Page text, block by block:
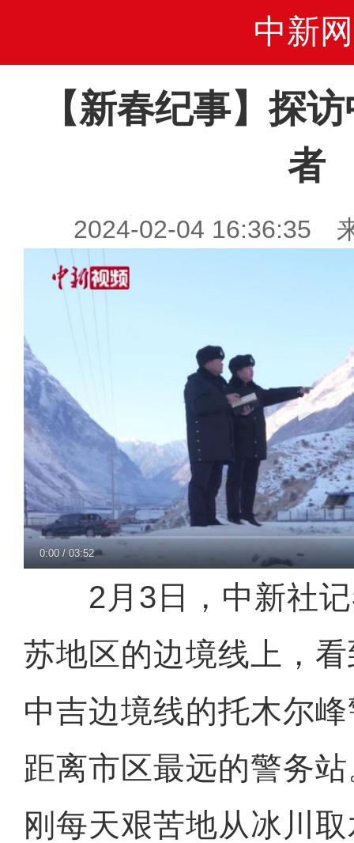
中新网
【新春纪事】探
者
2024-02-04 16:36:35
0:00 /03:52
2月3日，中新社记
苏地区的边境线上，
中吉边境线的托木尔
距离市区最远的警务
刚每天艰苦地从冰川